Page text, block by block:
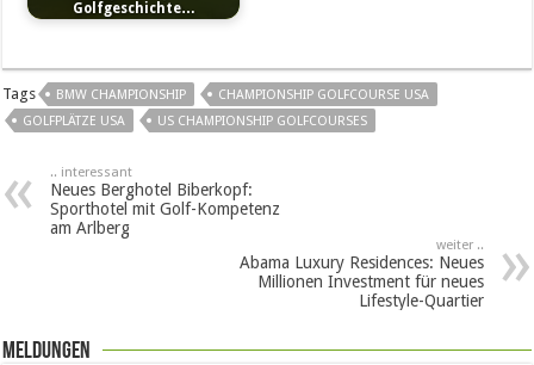
Golfgeschichte…
Tags BMW CHAMPIONSHIP
CHAMPIONSHIP GOLFCOURSE USA
GOLFPLÄTZE USA
US CHAMPIONSHIP GOLFCOURSES
.. interessant
Neues Berghotel Biberkopf:
Sporthotel mit Golf-Kompetenz
am Arlberg
weiter ..
Abama Luxury Residences: Neues
Millionen Investment für neues
Lifestyle-Quartier
Meldungen